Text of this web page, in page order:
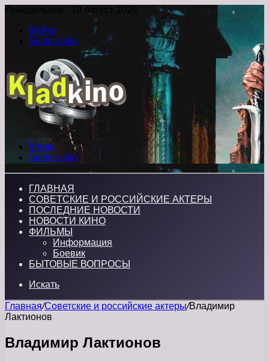
Понедельник , 10 Август 2026
Войти
Switch skin
Меню
Switch skin
ГЛАВНАЯ
СОВЕТСКИЕ И РОССИЙСКИЕ АКТЕРЫ
ПОСЛЕДНИЕ НОВОСТИ
НОВОСТИ КИНО
ФИЛЬМЫ
Информация
Боевик
БЫТОВЫЕ ВОПРОСЫ
Искать
Главная/Советские и российские актеры/Владимир
Лактионов
Владимир Лактионов